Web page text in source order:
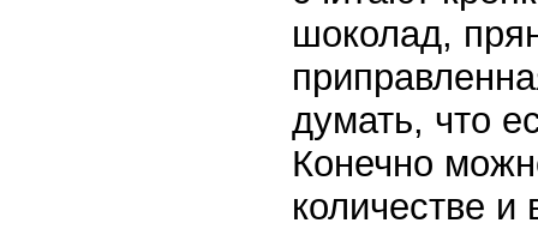
шоколад,
думать, что
Конечно
количестве и